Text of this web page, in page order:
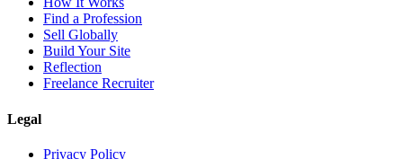
Find a Profession
Sell Globally
Build Your Site
Reflection
Freelance Recruiter
Legal
Privacy Policy